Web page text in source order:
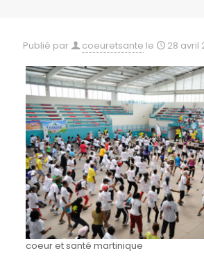
Publié par coeuretsante le 28 avril
coeur et santé martinique